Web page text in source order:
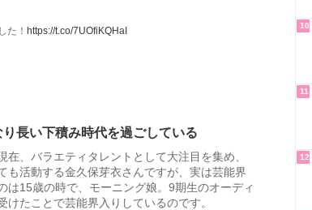
た！ https://t.co/7UOfiKQHaI
長い下積み時代を過ごしている
在、バラエティタレントとして大注目を集め、
も活動する金久保芽衣さんですが、実は芸能界
は15歳の時で、モーニング娘。9期生のオーディ
けたことで芸能界入りしているのです。
10
11
12